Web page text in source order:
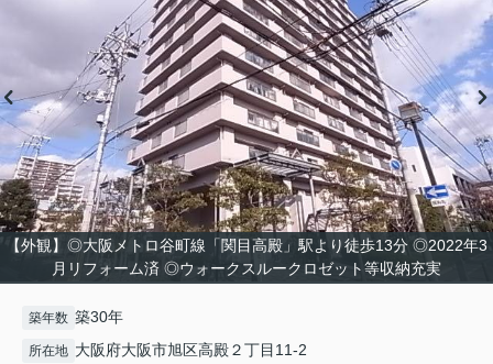
【外観】◎大阪メトロ谷町線「関目高殿」駅より徒歩13分 ◎2022年3
月リフォーム済 ◎ウォークスルークロゼット等収納充実
築年数 築30年
所在地 大阪府大阪市旭区高殿２丁目11-2